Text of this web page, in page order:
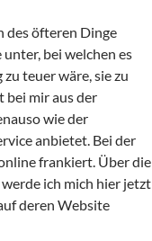
des öfteren Dinge
bei welchen es
teuer wäre, sie zu
bei mir aus der
wie der
anbietet. Bei der
frankiert. Über die
ich mich hier jetzt
deren Website